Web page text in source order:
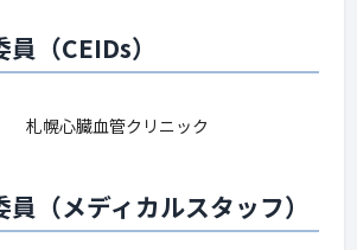
（CEIDs）
札幌心臓血管クリニック
（メディカルスタッフ）